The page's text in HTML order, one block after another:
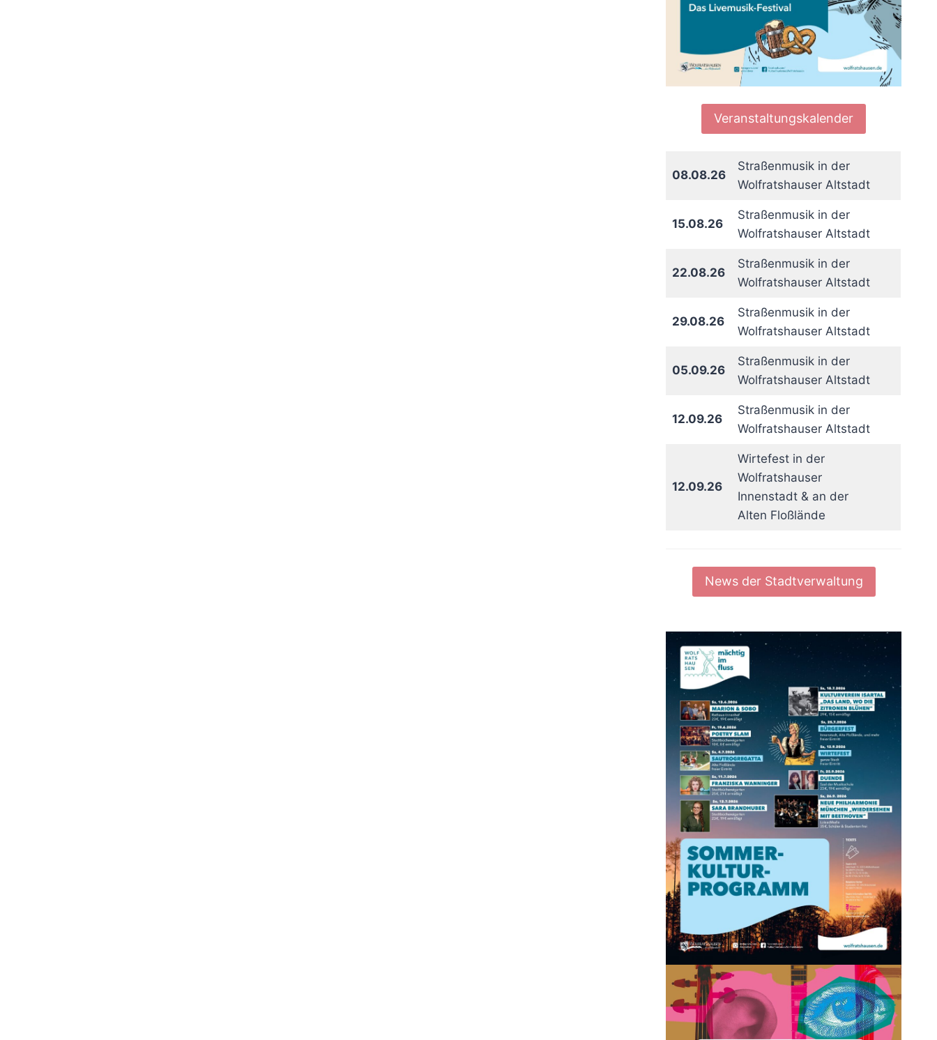
Veranstaltungskalender
08.08.26
Straßenmusik in der
Wolfratshauser Altstadt
15.08.26
Straßenmusik in der
Wolfratshauser Altstadt
22.08.26
Straßenmusik in der
Wolfratshauser Altstadt
29.08.26
Straßenmusik in der
Wolfratshauser Altstadt
05.09.26
Straßenmusik in der
Wolfratshauser Altstadt
12.09.26
Straßenmusik in der
Wolfratshauser Altstadt
12.09.26
Wirtefest in der
Wolfratshauser
Innenstadt & an der
Alten Floßlände
News der Stadtverwaltung